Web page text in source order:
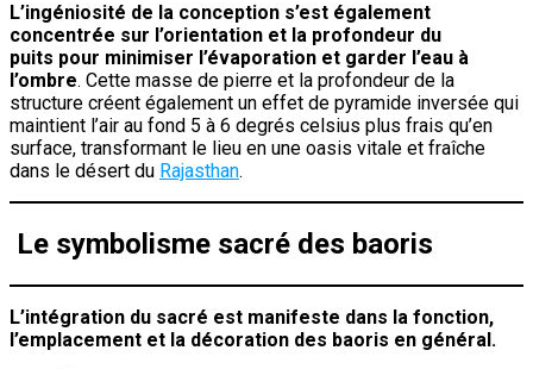
L’ingéniosité de la conception s’est également
concentrée sur l’orientation et la profondeur du
puits pour minimiser l’évaporation et garder l’eau à
l’ombre. Cette masse de pierre et la profondeur de la
structure créent également un effet de pyramide inversée qui
maintient l’air au fond 5 à 6 degrés celsius plus frais qu’en
surface, transformant le lieu en une oasis vitale et fraîche
dans le désert du Rajasthan.
Le symbolisme sacré des baoris
L’intégration du sacré est manifeste dans la fonction,
l’emplacement et la décoration des baoris en général.